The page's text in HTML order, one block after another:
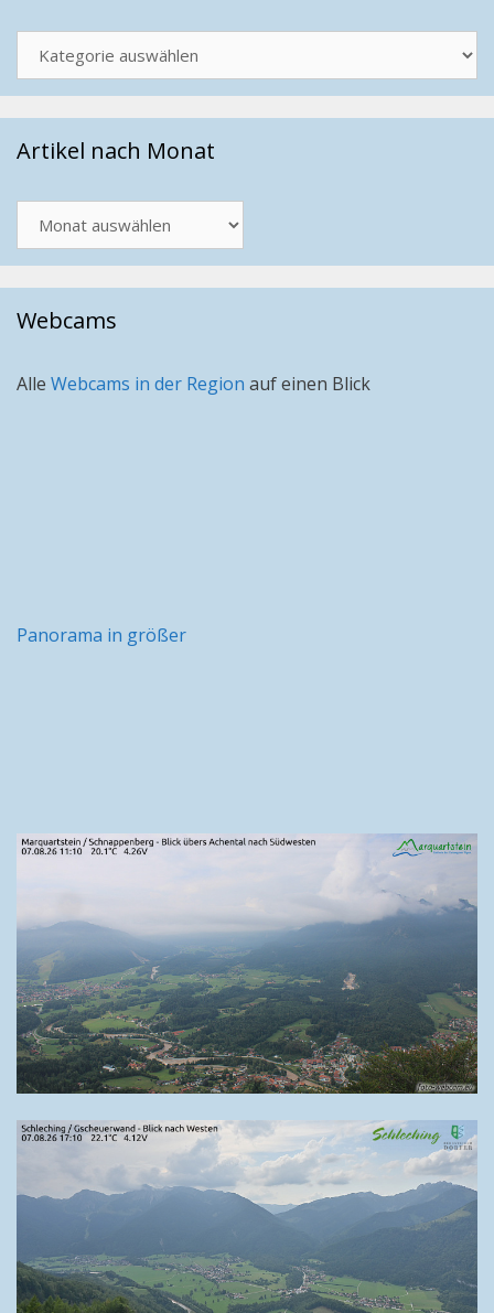
Artikel nach Monat
nach
Monat
Webcams
Alle Webcams in der Region auf einen Blick
Panorama in größer